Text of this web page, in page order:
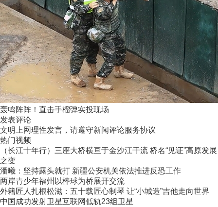
轰鸣阵阵！直击手榴弹实投现场
发表评论
文明上网理性发言，请遵守新闻评论服务协议
热门视频
（长江十年行）三座大桥横亘于金沙江干流 桥名“见证”高原发展
之变
潘曦：坚持露头就打 新疆公安机关依法推进反恐工作
两岸青少年福州以棒球为桥展开交流
外籍匠人扎根松滋：五十载匠心制琴 让“小城造”吉他走向世界
中国成功发射卫星互联网低轨23组卫星